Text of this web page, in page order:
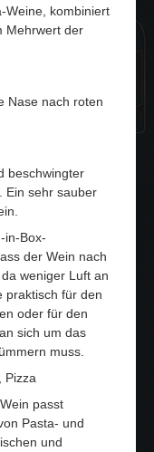
Weine, kombiniert
Mehrwert der
Nase nach roten
beschwingter
Ein sehr sauber
in-Box-
der Wein nach
weniger Luft an
praktisch für den
oder für den
sich um das
muss.
Pizza
passt
Pasta- und
und